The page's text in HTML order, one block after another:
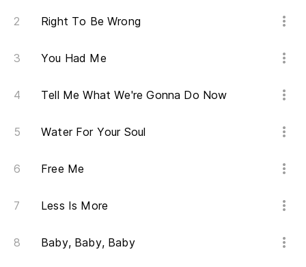
Right To Be Wrong
You Had Me
Tell Me What We're Gonna Do Now
Water For Your Soul
Free Me
Less Is More
Baby, Baby, Baby